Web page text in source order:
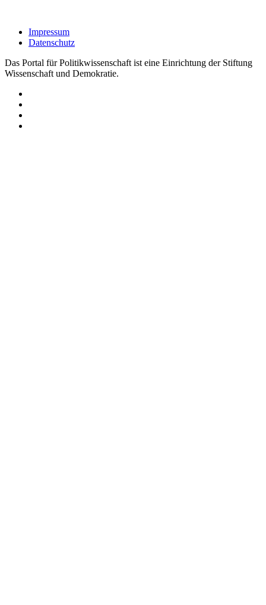
Impressum
Datenschutz
Das Portal für Politikwissenschaft ist eine Einrichtung der Stiftung
Wissenschaft und Demokratie.